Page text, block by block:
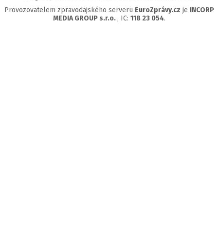
Provozovatelem zpravodajského serveru EuroZprávy.cz je INCORP
MEDIA GROUP s.r.o., IC: 118 23 054.